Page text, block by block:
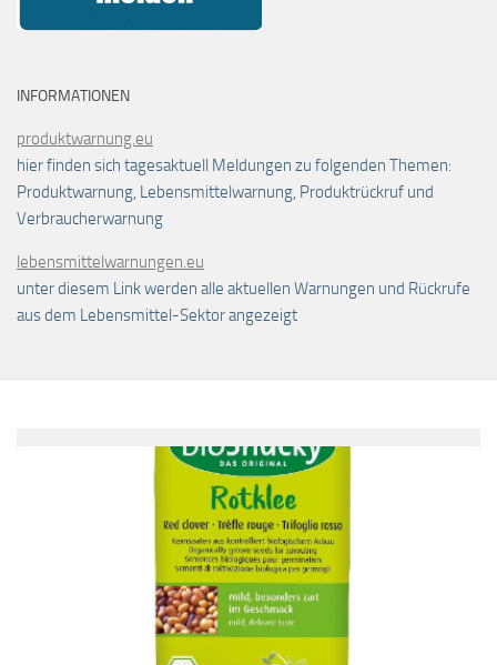
INFORMATIONEN
produktwarnung.eu
hier finden sich tagesaktuell Meldungen zu folgenden Themen:
Produktwarnung, Lebensmittelwarnung, Produktrückruf und
Verbraucherwarnung
lebensmittelwarnungen.eu
unter diesem Link werden alle aktuellen Warnungen und Rückrufe
aus dem Lebensmittel-Sektor angezeigt